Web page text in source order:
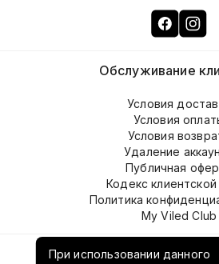
При использовании данного
О компании
Обслуживание
Условия
Условия
Условия
Удаление
Публичная
Кодекс клиентской
Политика
My Viled Club